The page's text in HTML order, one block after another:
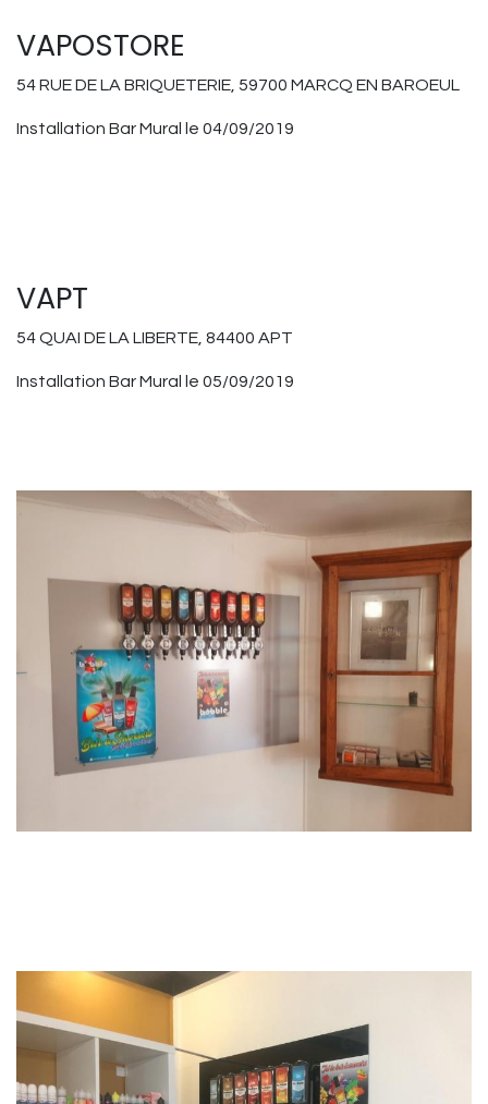
VAPOSTORE
54 RUE DE LA BRIQUETERIE, 59700 MARCQ EN BAROEUL
Installation Bar Mural le 04/09/2019
VAPT
54 QUAI DE LA LIBERTE, 84400 APT
Installation Bar Mural le 05/09/2019